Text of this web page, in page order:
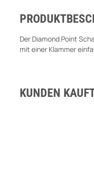
Der Diamond Point
mit einer Klammer
KUNDEN